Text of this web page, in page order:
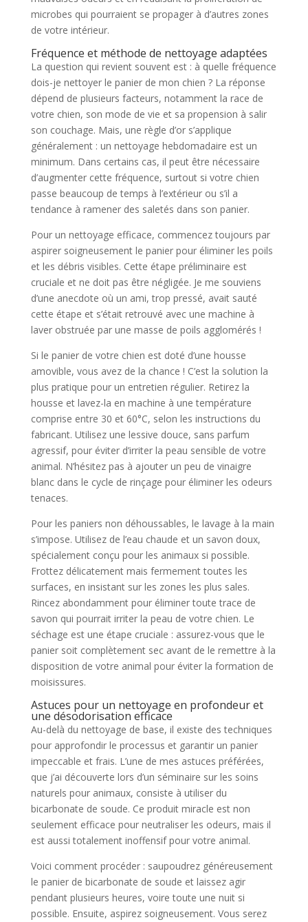
microbes qui pourraient se propager à d’autres zones
de votre intérieur.
Fréquence et méthode de nettoyage adaptées
La question qui revient souvent est : à quelle fréquence
dois-je nettoyer le panier de mon chien ? La réponse
dépend de plusieurs facteurs, notamment la race de
votre chien, son mode de vie et sa propension à salir
son couchage. Mais, une règle d’or s’applique
généralement : un nettoyage hebdomadaire est un
minimum. Dans certains cas, il peut être nécessaire
d’augmenter cette fréquence, surtout si votre chien
passe beaucoup de temps à l’extérieur ou s’il a
tendance à ramener des saletés dans son panier.
Pour un nettoyage efficace, commencez toujours par
aspirer soigneusement le panier pour éliminer les poils
et les débris visibles. Cette étape préliminaire est
cruciale et ne doit pas être négligée. Je me souviens
d’une anecdote où un ami, trop pressé, avait sauté
cette étape et s’était retrouvé avec une machine à
laver obstruée par une masse de poils agglomérés !
Si le panier de votre chien est doté d’une housse
amovible, vous avez de la chance ! C’est la solution la
plus pratique pour un entretien régulier. Retirez la
housse et lavez-la en machine à une température
comprise entre 30 et 60°C, selon les instructions du
fabricant. Utilisez une lessive douce, sans parfum
agressif, pour éviter d’irriter la peau sensible de votre
animal. N’hésitez pas à ajouter un peu de vinaigre
blanc dans le cycle de rinçage pour éliminer les odeurs
tenaces.
Pour les paniers non déhoussables, le lavage à la main
s’impose. Utilisez de l’eau chaude et un savon doux,
spécialement conçu pour les animaux si possible.
Frottez délicatement mais fermement toutes les
surfaces, en insistant sur les zones les plus sales.
Rincez abondamment pour éliminer toute trace de
savon qui pourrait irriter la peau de votre chien. Le
séchage est une étape cruciale : assurez-vous que le
panier soit complètement sec avant de le remettre à la
disposition de votre animal pour éviter la formation de
moisissures.
Astuces pour un nettoyage en profondeur et
une désodorisation efficace
Au-delà du nettoyage de base, il existe des techniques
pour approfondir le processus et garantir un panier
impeccable et frais. L’une de mes astuces préférées,
que j’ai découverte lors d’un séminaire sur les soins
naturels pour animaux, consiste à utiliser du
bicarbonate de soude. Ce produit miracle est non
seulement efficace pour neutraliser les odeurs, mais il
est aussi totalement inoffensif pour votre animal.
Voici comment procéder : saupoudrez généreusement
le panier de bicarbonate de soude et laissez agir
pendant plusieurs heures, voire toute une nuit si
possible. Ensuite, aspirez soigneusement. Vous serez